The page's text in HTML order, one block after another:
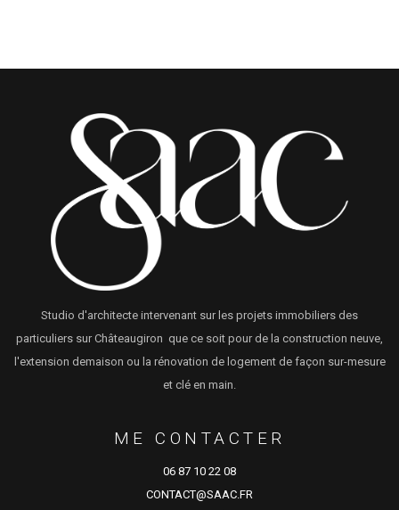
Studio d'architecte intervenant sur les projets immobiliers des
particuliers sur Châteaugiron que ce soit pour de la construction neuve,
l'extension demaison ou la rénovation de logement de façon sur-mesure
et clé en main.
ME CONTACTER
06 87 10 22 08
CONTACT@SAAC.FR